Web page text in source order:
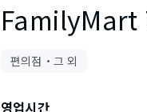
편의점・그 외
영업시간